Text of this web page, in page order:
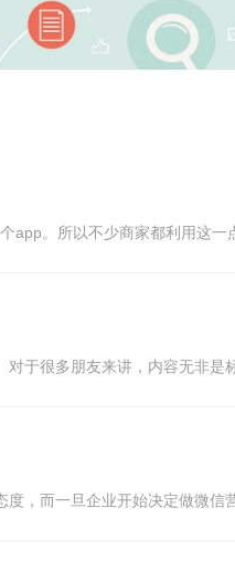
。所以不少商家都利用这
多朋友来讲，内容无非是
，而一旦企业开始决定做微